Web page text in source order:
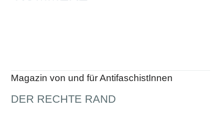
Abonnement
Downloads
Datenschutz
Magazin von und für AntifaschistInnen
DER RECHTE RAND